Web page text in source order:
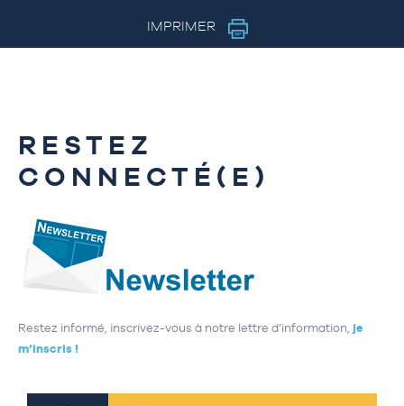
IMPRIMER
RESTEZ
CONNECTÉ(E)
Restez informé, inscrivez-vous à notre lettre d’information, je
m’inscris !